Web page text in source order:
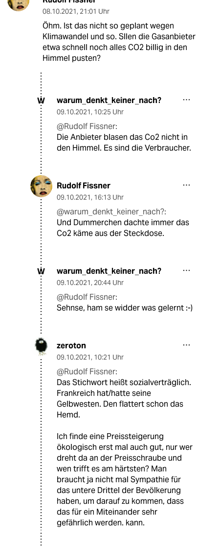
08.10.2021, 21:01 Uhr
Öhm. Ist das nicht so geplant wegen
Klimawandel und so. Sllen die Gasanbieter
etwa schnell noch alles CO2 billig in den
Himmel pusten?
W warum_denkt_keiner_nach?
09.10.2021, 10:25 Uhr
@Rudolf Fissner:
Die Anbieter blasen das Co2 nicht in
den Himmel. Es sind die Verbraucher.
Rudolf Fissner
09.10.2021, 16:13 Uhr
@warum_denkt_keiner_nach?:
Und Dummerchen dachte immer das
Co2 käme aus der Steckdose.
W warum_denkt_keiner_nach?
09.10.2021, 20:44 Uhr
@Rudolf Fissner:
Sehnse, ham se widder was gelernt :-)
zeroton
09.10.2021, 10:21 Uhr
@Rudolf Fissner:
Das Stichwort heißt sozialverträglich.
Frankreich hat/hatte seine
Gelbwesten. Den flattert schon das
Hemd.
Ich finde eine Preissteigerung
ökologisch erst mal auch gut, nur wer
dreht da an der Preisschraube und
wen trifft es am härtsten? Man
braucht ja nicht mal Sympathie für
das untere Drittel der Bevölkerung
haben, um darauf zu kommen, dass
das für ein Miteinander sehr
gefährlich werden. kann.